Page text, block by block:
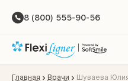
8 (800) 555-90-56
Главная Врачи Шуваева